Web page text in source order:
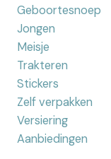
Geboortesnoep
Jongen
Meisje
Trakteren
Stickers
Zelf verpakken
Versiering
Aanbiedingen